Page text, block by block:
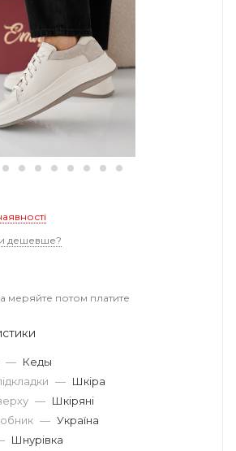
дешевше?
меряйте потом платите
— Кеды
— Шкіра
— Шкіряні
— Україна
Шнурівка